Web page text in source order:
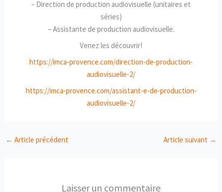
– Direction de production audiovisuelle (unitaires et
séries)
– Assistante de production audiovisuelle.
Venez les découvrir!
https://imca-provence.com/direction-de-production-
audiovisuelle-2/
https://imca-provence.com/assistant-e-de-production-
audiovisuelle-2/
← Article précédent Article suivant →
Laisser un commentaire